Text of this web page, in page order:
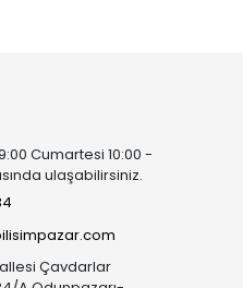
Cumartesi 10:00 -
ulaşabilirsiniz.
Çavdarlar